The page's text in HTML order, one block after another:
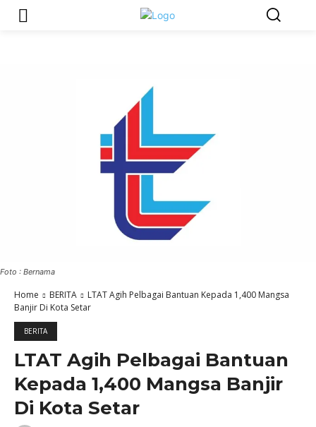
Foto : Bernama
Home BERITA
LTAT Agih Pelbagai Bantuan Kepada 1,400 Mangsa
Banjir Di Kota Setar
BERITA
LTAT Agih Pelbagai Bantuan
Kepada 1,400 Mangsa Banjir
Di Kota Setar